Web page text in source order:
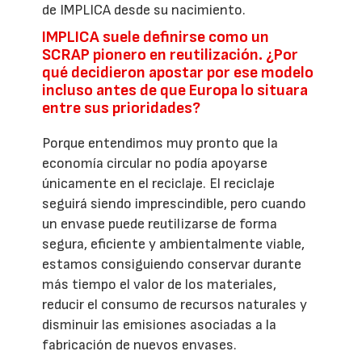
de IMPLICA desde su nacimiento.
IMPLICA suele definirse como un
SCRAP pionero en reutilización. ¿Por
qué decidieron apostar por ese modelo
incluso antes de que Europa lo situara
entre sus prioridades?
Porque entendimos muy pronto que la
economía circular no podía apoyarse
únicamente en el reciclaje. El reciclaje
seguirá siendo imprescindible, pero cuando
un envase puede reutilizarse de forma
segura, eficiente y ambientalmente viable,
estamos consiguiendo conservar durante
más tiempo el valor de los materiales,
reducir el consumo de recursos naturales y
disminuir las emisiones asociadas a la
fabricación de nuevos envases.